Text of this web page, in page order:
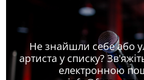
Не знайшли себе або
артиста у списку?
електронною